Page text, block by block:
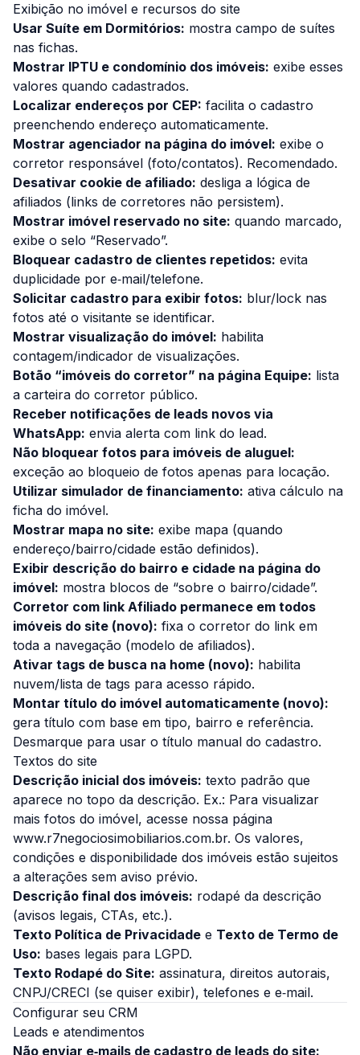
Exibição no imóvel e recursos do site
Usar Suíte em Dormitórios: mostra campo de suítes
nas fichas.
Mostrar IPTU e condomínio dos imóveis: exibe esses
valores quando cadastrados.
Localizar endereços por CEP: facilita o cadastro
preenchendo endereço automaticamente.
Mostrar agenciador na página do imóvel: exibe o
corretor responsável (foto/contatos). Recomendado.
Desativar cookie de afiliado: desliga a lógica de
afiliados (links de corretores não persistem).
Mostrar imóvel reservado no site: quando marcado,
exibe o selo “Reservado”.
Bloquear cadastro de clientes repetidos: evita
duplicidade por e‑mail/telefone.
Solicitar cadastro para exibir fotos: blur/lock nas
fotos até o visitante se identificar.
Mostrar visualização do imóvel: habilita
contagem/indicador de visualizações.
Botão “imóveis do corretor” na página Equipe: lista
a carteira do corretor público.
Receber notificações de leads novos via
WhatsApp: envia alerta com link do lead.
Não bloquear fotos para imóveis de aluguel:
exceção ao bloqueio de fotos apenas para locação.
Utilizar simulador de financiamento: ativa cálculo na
ficha do imóvel.
Mostrar mapa no site: exibe mapa (quando
endereço/bairro/cidade estão definidos).
Exibir descrição do bairro e cidade na página do
imóvel: mostra blocos de “sobre o bairro/cidade”.
Corretor com link Afiliado permanece em todos
imóveis do site (novo): fixa o corretor do link em
toda a navegação (modelo de afiliados).
Ativar tags de busca na home (novo): habilita
nuvem/lista de tags para acesso rápido.
Montar título do imóvel automaticamente (novo):
gera título com base em tipo, bairro e referência.
Desmarque para usar o título manual do cadastro.
Textos do site
Descrição inicial dos imóveis: texto padrão que
aparece no topo da descrição. Ex.: Para visualizar
mais fotos do imóvel, acesse nossa página
www.r7negociosimobiliarios.com.br. Os valores,
condições e disponibilidade dos imóveis estão sujeitos
a alterações sem aviso prévio.
Descrição final dos imóveis: rodapé da descrição
(avisos legais, CTAs, etc.).
Texto Política de Privacidade e Texto de Termo de
Uso: bases legais para LGPD.
Texto Rodapé do Site: assinatura, direitos autorais,
CNPJ/CRECI (se quiser exibir), telefones e e‑mail.
Configurar seu CRM
Leads e atendimentos
Não enviar e‑mails de cadastro de leads do site: